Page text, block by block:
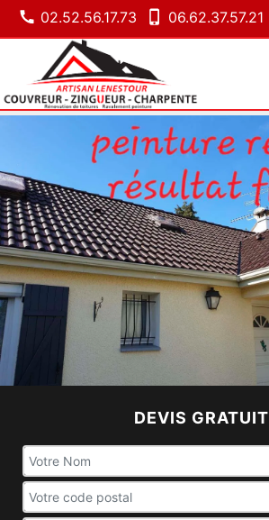
02.52.56.17.73 06.62.37.57.21
DEVIS GRATUIT